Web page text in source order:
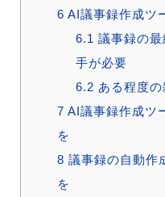
6 AI議事録作成ツ
6.1 議事録の
手が必要
6.2 ある程度
7 AI議事録作成ツ
を
8 議事録の自動作
を